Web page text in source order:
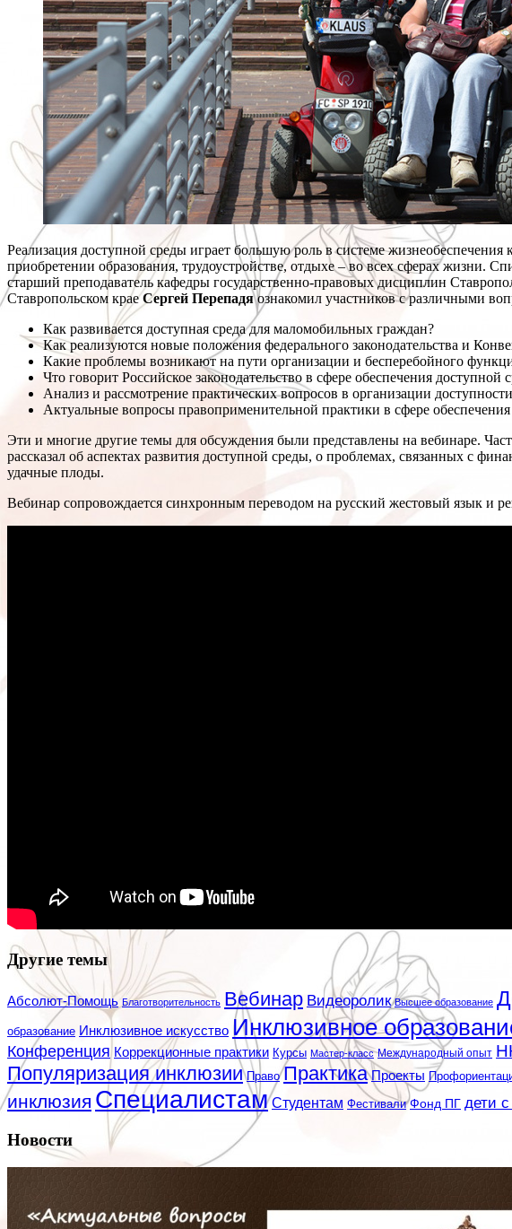
Реализация доступной среды играет большую роль в системе
приобретении образования, трудоустройстве, отдыхе – во всех сферах жизни.
старший преподаватель кафедры государственно-правовых дисциплин
Ставропольском краеСергей Перепадяознакомил участников с различными
Как развивается доступная среда для маломобильных граждан?
Как реализуются новые положения федерального законодательства и
Какие проблемы возникают на пути организации и бесперебойного
Что говорит Российское законодательство в сфере обеспечения
Анализ и рассмотрение практических вопросов в организации
Актуальные вопросы правоприменительной практики в сфере
Эти и многие другие темы для обсуждения были представлены на вебинаре.
рассказал об аспектах развития доступной среды, о проблемах, связанных с
удачные плоды.
Вебинар сопровождается синхронным переводом на русский жестовый язык и
Другие темы
Абсолют-Помощь Благотворительность Вебинар Видеоролик Высшее образование
образование Инклюзивное искусство Инклюзивное
Конференция Коррекционные практики Курсы Мастер-класс Международный опыт
Популяризация инклюзии Право Практика Проекты
инклюзия Специалистам Студентам Фестивали Фонд ПГ дети
Новости